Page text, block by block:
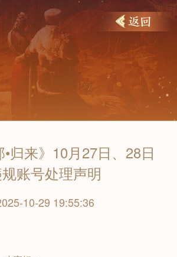
•归来》10月27日、28日
账号处理声明
10-29 19:55:36